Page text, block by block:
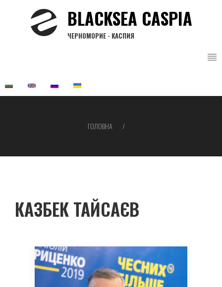
BLACKSEA CASPIA
ЧЕРНОМОРИЕ - КАСПИЯ
навіґації
ГОЛОВНА
КАЗБЕК ТАЙСАЄВ